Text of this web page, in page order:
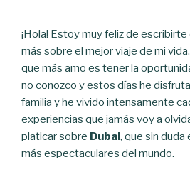
¡Hola! Estoy muy feliz de
más sobre el mejor viaje de mi
que más amo es tener la
no conozco y estos días he
familia y he vivido intensamente
experiencias que jamás voy a
platicar sobre Dubai, que sin duda
más espectaculares del mundo.